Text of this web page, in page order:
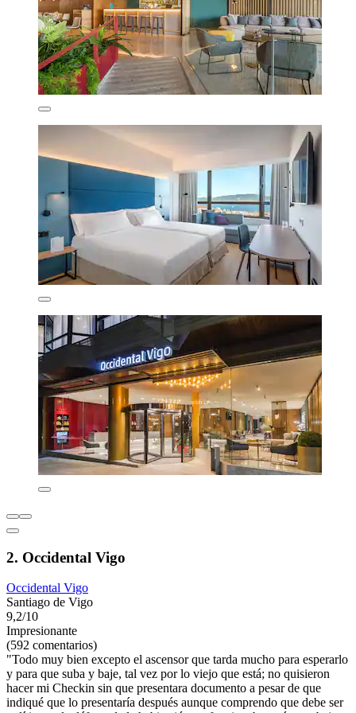
2. Occidental Vigo
Occidental Vigo
Santiago de Vigo
9,2/10
Impresionante
(592 comentarios)
"Todo muy bien excepto el ascensor que tarda mucho para esperarlo
y para que suba y baje, tal vez por lo viejo que está; no quisieron
hacer mi Checkin sin que presentara documento a pesar de que
indiqué que lo presentaría después aunque comprendo que debe ser